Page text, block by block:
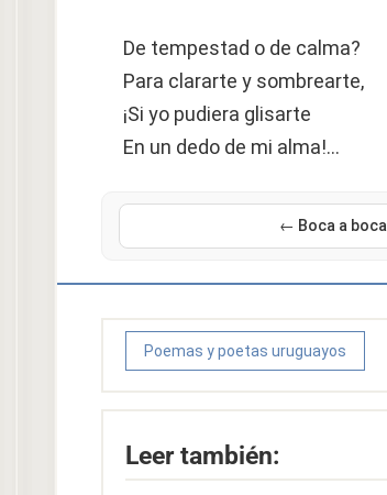
De tempestad o de calma?
Para clararte y sombrearte,
¡Si yo pudiera glisarte
En un dedo de mi alma!…
← Boca a boca
Poemas y poetas uruguayos
Leer también: